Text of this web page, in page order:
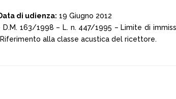
di udienza: 19 Giugno 2012
163/1998 – L. n. 447/1995 – Limite di
alla classe acustica del ricettore.